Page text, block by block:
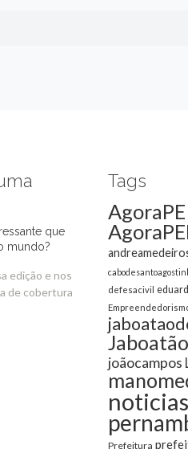
que
mundo?
edição e nos
de cobertura
Tags
AgoraPE
defesacivil
Jaboatão
joãocampos
noticias
Prefeitura